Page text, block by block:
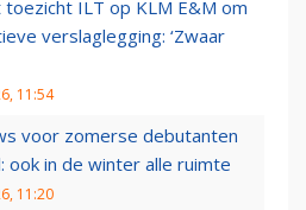
ILT op KLM E&M om
verslaglegging: ‘Zwaar
11:54
voor zomerse debutanten
ook in de winter alle ruimte
11:20